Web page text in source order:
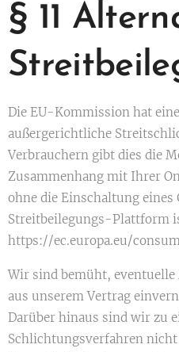
§ 11
Die EU-Kommission hat
außergerichtliche
Verbrauchern gibt dies die
Zusammenhang mit Ihrer
ohne die Einschaltung eines
Streitbeilegungs-Plattform
https://ec.europa.eu/
Wir sind bemüht,
aus unserem Vertrag
Darüber hinaus sind wir zu
Schlichtungsverfahren